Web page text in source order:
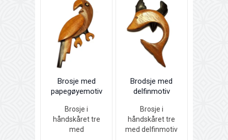
Brosje med
papegøyemotiv
Brosje i
håndskåret tre
med
Brodsje med
delfinmotiv
Brosje i
håndskåret tre
med delfinmotiv